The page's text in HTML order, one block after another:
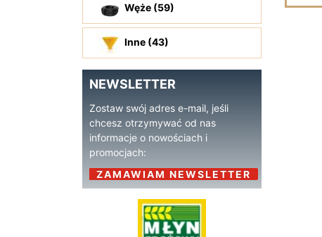
Węże (59)
Inne (43)
NEWSLETTER
Zostaw swój adres e-mail, jeśli
chcesz otrzymywać od nas
informacje o nowościach i
promocjach:
ZAMAWIAM NEWSLETTER